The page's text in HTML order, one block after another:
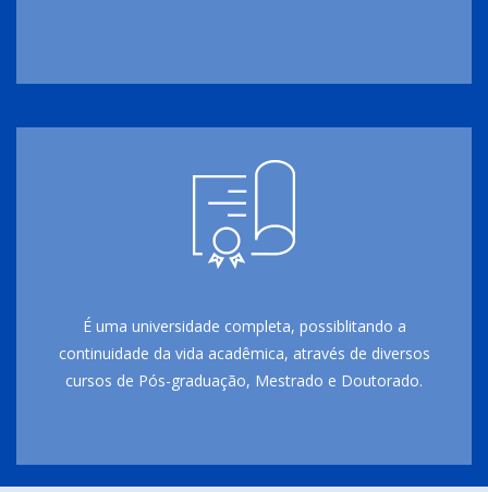
É uma universidade completa, possiblitando a
continuidade da vida acadêmica, através de diversos
cursos de Pós-graduação, Mestrado e Doutorado.